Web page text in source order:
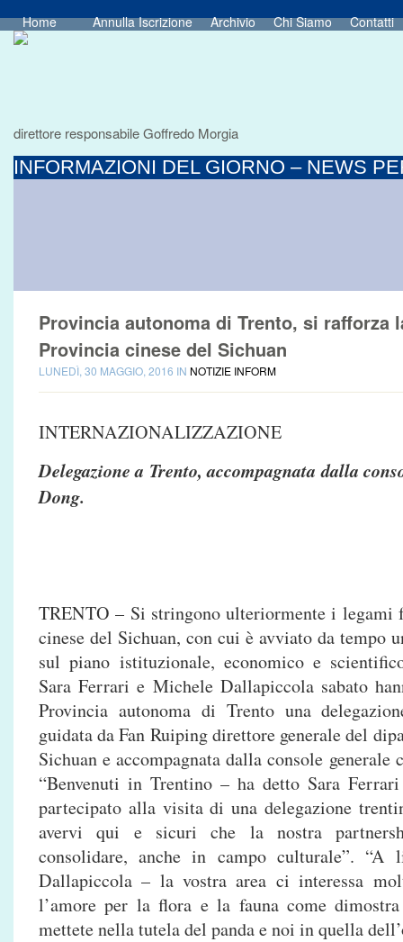
Home Annulla Iscrizione Archivio Chi Siamo Contatti
direttore responsabile Goffredo Morgia
INFORMAZIONI DEL GIORNO – NEWS
Provincia autonoma di Trento, si rafforza
Provincia cinese del Sichuan
LUNEDÌ, 30 MAGGIO, 2016 IN NOTIZIE INFORM
INTERNAZIONALIZZAZIONE
Delegazione a Trento, accompagnata dalla
Dong.
TRENTO – Si stringono ulteriormente i
cinese del Sichuan, con cui è avviato da tempo
sul piano istituzionale, economico e
Sara Ferrari e Michele Dallapiccola sabato
Provincia autonoma di Trento una
guidata da Fan Ruiping direttore generale del
Sichuan e accompagnata dalla console
“Benvenuti in Trentino – ha detto Sara
partecipato alla visita di una delegazione
avervi qui e sicuri che la nostra
consolidare, anche in campo culturale”.
Dallapiccola – la vostra area ci interessa
l’amore per la flora e la fauna come
mettete nella tutela del panda e noi in quella